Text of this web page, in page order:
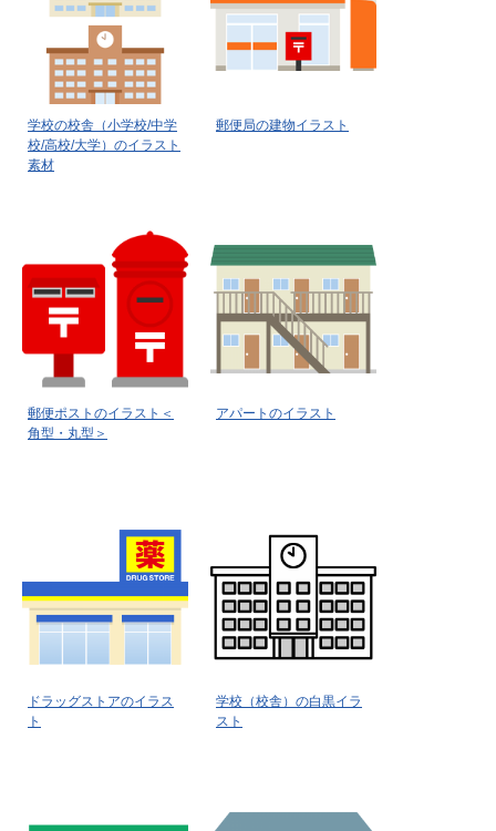
学校の校舎（小学校/中学
校/高校/大学）のイラスト
素材
郵便局の建物イラスト
郵便ポストのイラスト＜
角型・丸型＞
アパートのイラスト
ドラッグストアのイラス
ト
学校（校舎）の白黒イラ
スト